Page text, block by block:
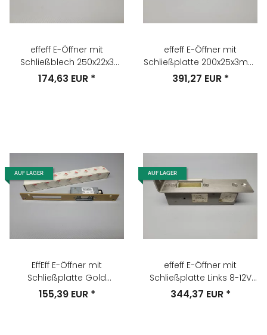
effeff E-Öffner mit
Schließblech 250x22x3
Nr.13805RR43435F91
174,63 EUR *
effeff E-Öffner mit
Schließplatte 200x25x3mm
Nr. 331U-11602F95
391,27 EUR *
AUF LAGER
EffEff E-Öffner mit
Schließplatte Gold
Nr.3705RR-01001F91
155,39 EUR *
AUF LAGER
effeff E-Öffner mit
Schließplatte Links 8-12V
Nr.141.13
344,37 EUR *